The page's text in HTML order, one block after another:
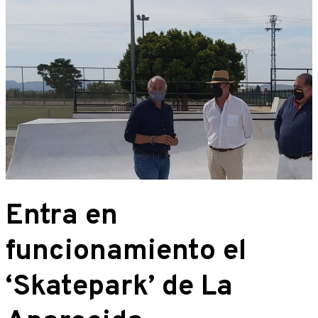
Entra en
funcionamiento el
‘Skatepark’ de La